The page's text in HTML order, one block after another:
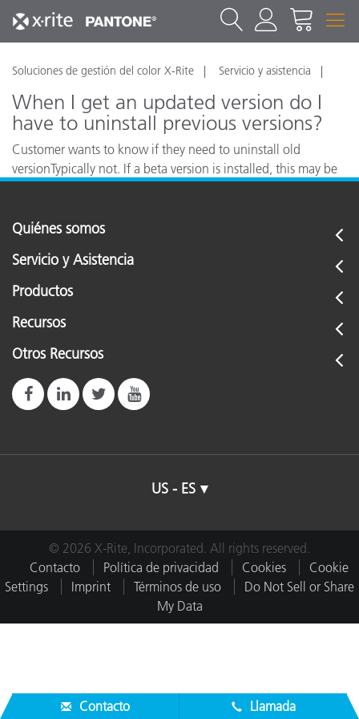
Soluciones de gestión del color X-Rite Servicio y asistencia
When I get an updated version do I
have to uninstall previous versions?
Customer wants to know if they need to uninstall old
versionTypically not. If a beta version is installed, this may be
Quiénes somos
Servicio y Asistencia
Productos
Recursos
Otros Recursos
US - ES
© 2026 X-Rite, Incorporated. All rights reserved.
Contacto
Política de privacidad Cookies
Cookie
Settings
Imprint Términos de uso
Do Not Sell or Share
My Data
Contacto Llamada